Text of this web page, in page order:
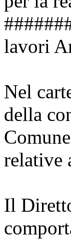
lavori
Nel
della
relative
Il